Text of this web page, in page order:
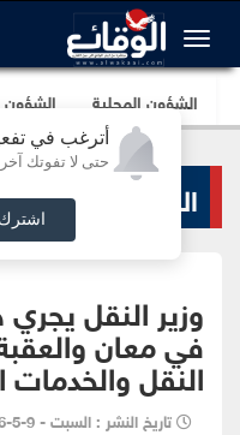
أترغب في
حتى لا تفوتك آخر
اشترك
الشؤون المحلية الشؤون
الشؤون الأمنية
وزير النقل
في معان
النقل والخدمات
تاريخ النشر : السبت - 9-5-2026 - 1:56 PM